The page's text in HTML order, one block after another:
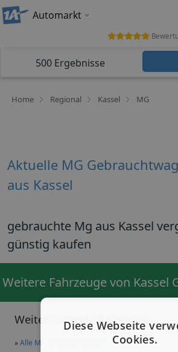
Automarkt
500 Ergebnisse
Home Regional Kassel MG
Weiterführende Angebote
»Alle MG Gebrauchtwagen
Aktuelle MG
aus Kassel
gebrauchte Mg aus Kassel
günstig kaufen
Weitere Fahrzeuge von Kassel
Diese Webseite
Cookies.